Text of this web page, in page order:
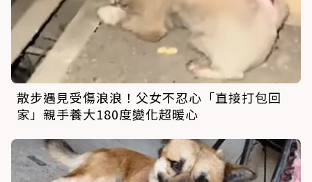
散步遇見受傷浪浪！父女不忍心「直接打包回
家」親手養大180度變化超暖心